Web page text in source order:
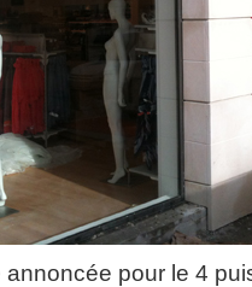
annoncée pour le 4